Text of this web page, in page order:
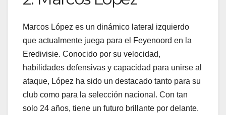
Marcos López es un dinámico lateral izquierdo
que actualmente juega para el Feyenoord en la
Eredivisie. Conocido por su velocidad,
habilidades defensivas y capacidad para unirse al
ataque, López ha sido un destacado tanto para su
club como para la selección nacional. Con tan
solo 24 años, tiene un futuro brillante por delante.